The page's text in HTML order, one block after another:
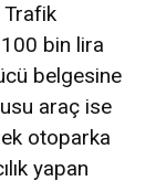
Trafik
bin lira
belgesine
araç ise
otoparka
yapan